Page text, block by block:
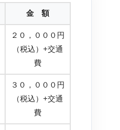
金 額
２０，０００円
（税込）+交通
費
３０，０００円
（税込）+交通
費